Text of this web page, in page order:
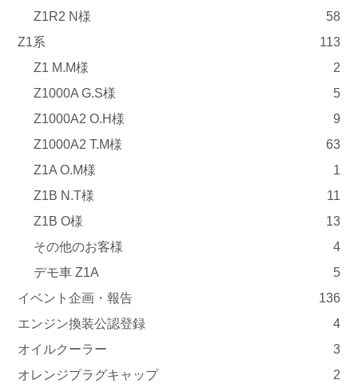
Z1R2 N様
58
Z1系
113
Z1 M.M様
2
Z1000A G.S様
5
Z1000A2 O.H様
9
Z1000A2 T.M様
63
Z1A O.M様
1
Z1B N.T様
11
Z1B O様
13
その他のお客様
4
デモ車 Z1A
5
イベント企画・報告
136
エンジン換装公認登録
4
オイルクーラー
3
オレンジプラグキャップ
2